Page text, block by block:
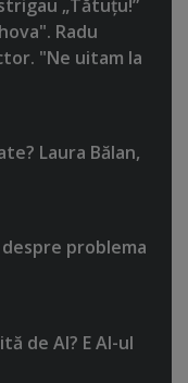
„Tătuţu!”
Radu
"Ne uitam la
Laura Bălan,
despre problema
de AI? E AI-ul